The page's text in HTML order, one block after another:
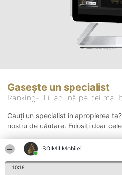
ȘOIMII Mobilei
10:19
Gasește un specialist
Ranking-ul îi adună pe cei mai
Cauți un specialist in apropierea
nostru de căutare. Folosiți doar